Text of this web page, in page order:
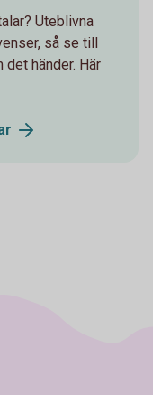
Uteblivna
så se till
händer. Här